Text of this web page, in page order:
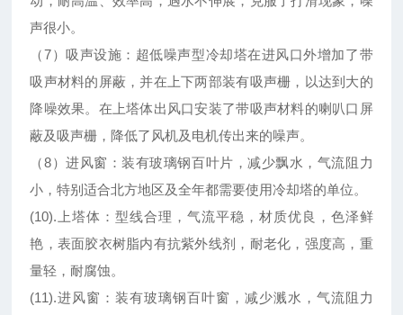
声很小。
（7）吸声设施：超低噪声型冷却塔在进风口外增加了带
吸声材料的屏蔽，并在上下两部装有吸声栅，以达到大的
降噪效果。在上塔体出风口安装了带吸声材料的喇叭口屏
蔽及吸声栅，降低了风机及电机传出来的噪声。
（8）进风窗：装有玻璃钢百叶片，减少飘水，气流阻力
小，特别适合北方地区及全年都需要使用冷却塔的单位。
(10).上塔体：型线合理，气流平稳，材质优良，色泽鲜
艳，表面胶衣树脂内有抗紫外线剂，耐老化，强度高，重
量轻，耐腐蚀。
(11).进风窗：装有玻璃钢百叶窗，减少溅水，气流阻力